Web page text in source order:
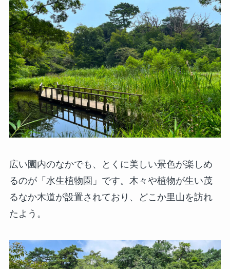
広い園内のなかでも、とくに美しい景色が楽しめ
るのが「水生植物園」です。木々や植物が生い茂
るなか木道が設置されており、どこか里山を訪れ
たよう。